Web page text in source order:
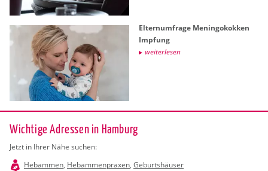
El­tern­um­fra­ge Me­nin­go­kok­ken
Imp­fung
wei­ter­le­sen
Wichtige Adressen in Hamburg
Jetzt in Ihrer Nähe suchen:
Hebammen, Hebammenpraxen, Geburtshäuser